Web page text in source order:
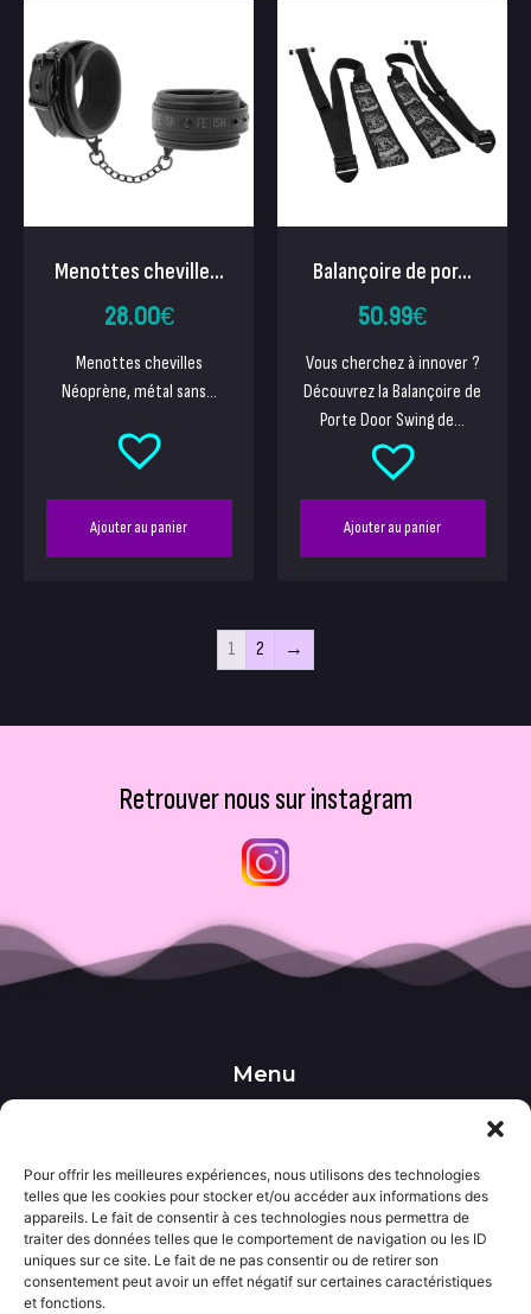
Pour offrir les meilleures expériences, nous utilisons des technologies
telles que les cookies pour stocker et/ou accéder aux informations des
appareils. Le fait de consentir à ces technologies nous permettra de
traiter des données telles que le comportement de navigation ou les ID
uniques sur ce site. Le fait de ne pas consentir ou de retirer son
consentement peut avoir un effet négatif sur certaines caractéristiques
et fonctions.
Menottes cheville...
28.00€
Menottes chevilles
Néoprène, métal sans...
Ajouter au panier
Balançoire de por...
50.99€
Vous cherchez à innover ?
Découvrez la Balançoire de
Porte Door Swing de...
Ajouter au panier
1 2 →
Retrouver nous sur instagram
Menu
••• Accueil
••• Wishlist
••• Actualités
Informations